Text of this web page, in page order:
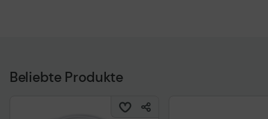
Beliebte Produkte